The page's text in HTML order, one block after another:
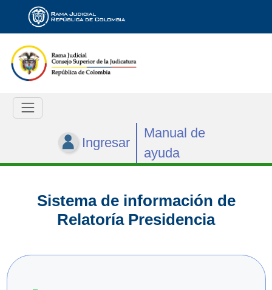
Ingresar
Manual de
ayuda
Sistema de información de
Relatoría Presidencia